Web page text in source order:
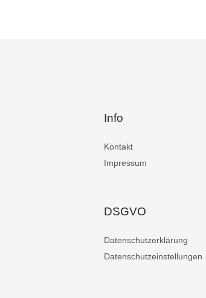
Info
Kontakt
Impressum
DSGVO
Datenschutzerklärung
Datenschutzeinstellungen